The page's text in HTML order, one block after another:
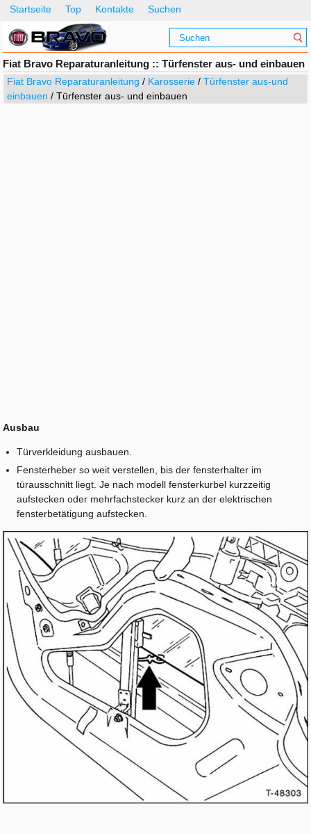
Startseite Top Kontakte Suchen
Fiat Bravo Reparaturanleitung :: Türfenster aus- und einbauen
Fiat Bravo Reparaturanleitung / Karosserie /Türfenster aus-und
einbauen / Türfenster aus- und einbauen
Ausbau
Türverkleidung ausbauen.
Fensterheber so weit verstellen, bis der fensterhalter im
türausschnitt liegt. Je nach modell fensterkurbel kurzzeitig
aufstecken oder mehrfachstecker kurz an der elektrischen
fensterbetätigung aufstecken.